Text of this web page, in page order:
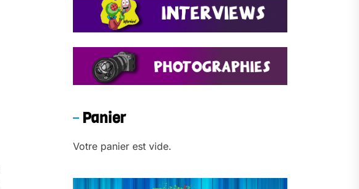
Panier
Votre panier est vide.